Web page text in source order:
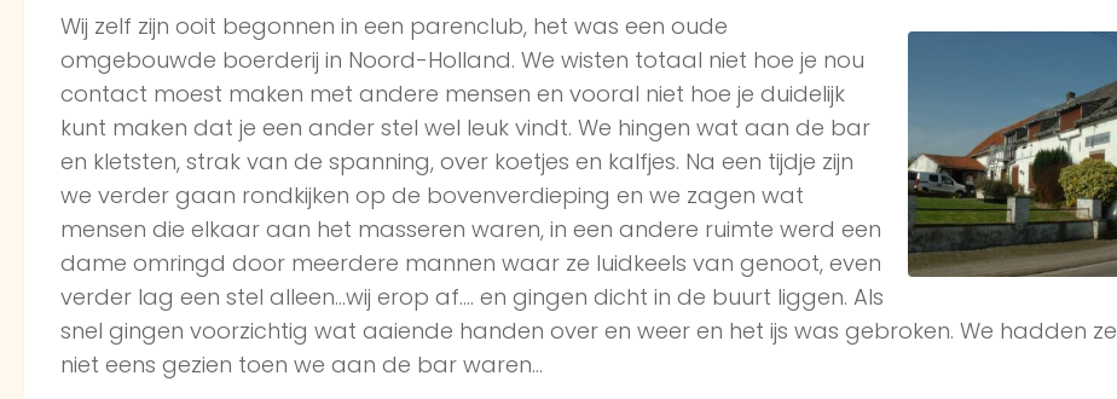
Wij zelf zijn ooit begonnen in een parenclub, het was een oude
omgebouwde boerderij in Noord-Holland. We wisten totaal niet hoe je nou
contact moest maken met andere mensen en vooral niet hoe je duidelijk
kunt maken dat je een ander stel wel leuk vindt. We hingen wat aan de bar
en kletsten, strak van de spanning, over koetjes en kalfjes. Na een tijdje zijn
we verder gaan rondkijken op de bovenverdieping en we zagen wat
mensen die elkaar aan het masseren waren, in een andere ruimte werd een
dame omringd door meerdere mannen waar ze luidkeels van genoot, even
verder lag een stel alleen…wij erop af…. en gingen dicht in de buurt liggen. Als
snel gingen voorzichtig wat aaiende handen over en weer en het ijs was gebroken. We hadden ze
niet eens gezien toen we aan de bar waren…